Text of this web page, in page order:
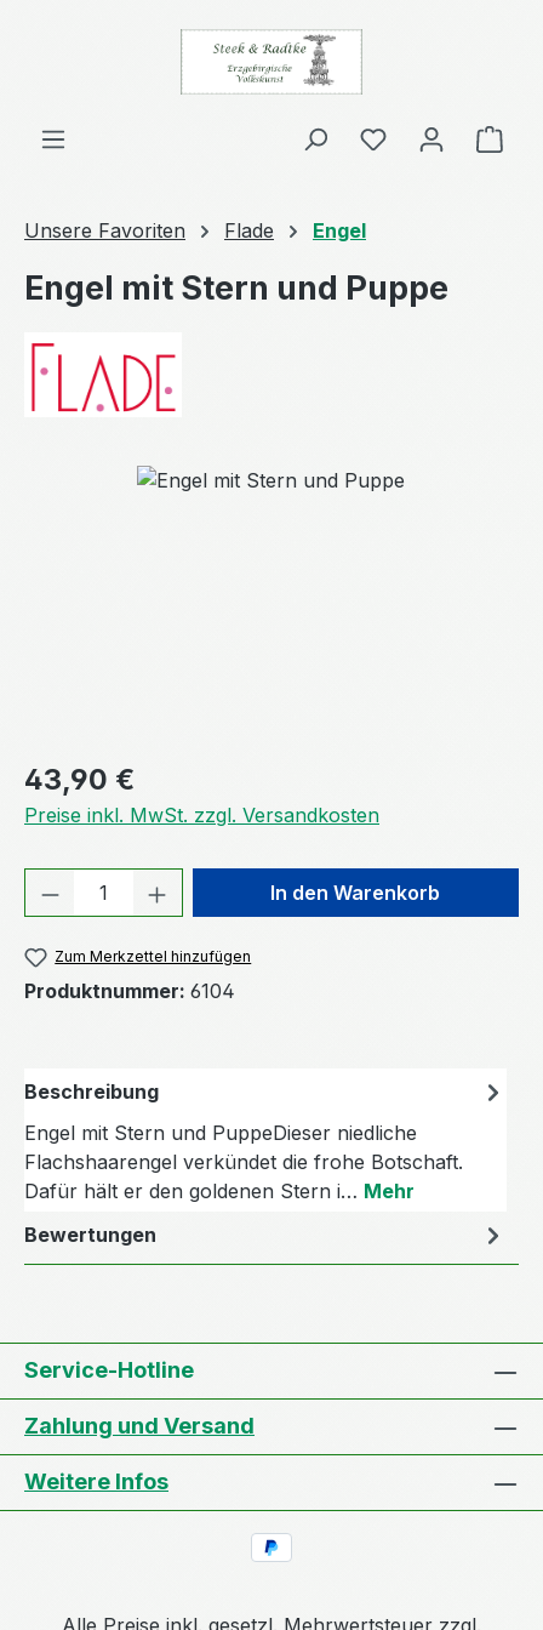
Zum Hauptinhalt springen
Unsere Favoriten Flade Engel
Engel mit Stern und Puppe
Bildergalerie überspringen
Regulärer Preis:
43,90 €
Preise inkl. MwSt. zzgl. Versandkosten
Produkt Anzahl: Gib denIn den Warenkorb
Zum Merkzettel hinzufügen
Produktnummer: 6104
Beschreibung
Engel mit Stern und PuppeDieser niedliche
Flachshaarengel verkündet die frohe Botschaft.
Dafür hält er den goldenen Stern i… Mehr
Bewertungen
Service-Hotline
Zahlung und Versand
Weitere Infos
Alle Preise inkl. gesetzl. Mehrwertsteuer zzgl.